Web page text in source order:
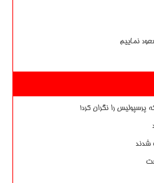
نماییم
پرسپولیس را نگران کرد!